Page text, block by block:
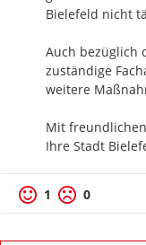
Bielefeld nicht
Auch bezüglich
zuständige
weitere
Mit
Ihre Stadt
1 0